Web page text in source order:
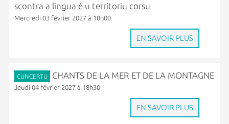
scontra a lingua è u territoriu corsu
Mercredi 03 février 2027 à 18h00
EN SAVOIR PLUS
CUNCERTU CHANTS DE LA MER ET DE LA MONTAGNE
Jeudi 04 février 2027 à 18h30
EN SAVOIR PLUS